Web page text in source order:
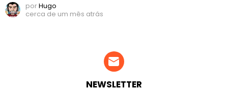
porHugo
cerca de um mês atrás
NEWSLETTER